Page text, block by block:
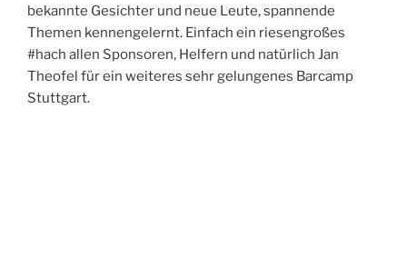
bekannte Gesichter und neue Leute, spannende
Themen kennengelernt. Einfach ein riesengroßes
#hach allen Sponsoren, Helfern und natürlich Jan
Theofel für ein weiteres sehr gelungenes Barcamp
Stuttgart.